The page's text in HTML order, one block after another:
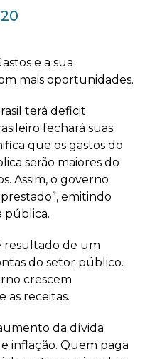
e a sua
mais oportunidades.
terá deficit
fechará suas
que os gastos do
serão maiores do
Assim, o governo
emitindo
pública.
resultado de um
do setor público.
crescem
receitas.
da dívida
inflação. Quem paga